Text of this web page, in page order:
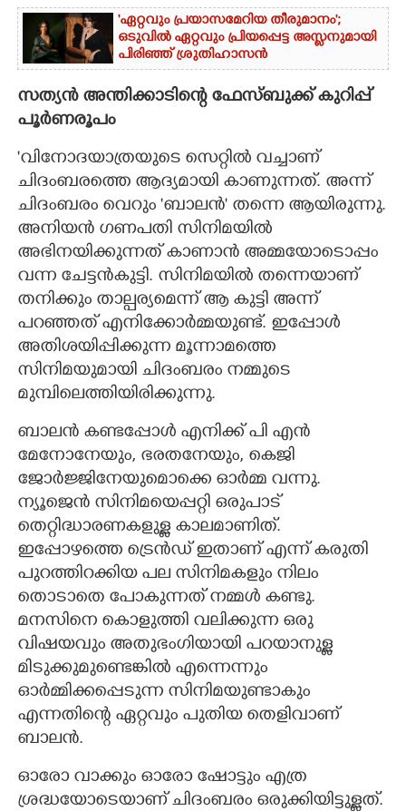
'ഏറ്റവും പ്രയാസമേറിയ തീരുമാനം';
ഒടുവിൽ ഏറ്റവും പ്രിയപ്പെട്ട അസ്ലനുമായി
പിരിഞ്ഞ് ശ്രുതിഹാസൻ
സത്യൻ അന്തിക്കാടിന്റെ ഫേസ്ബുക്ക് കുറിപ്പ്
പൂർണരൂപം
'വിനോദയാത്രയുടെ സെറ്റിൽ വച്ചാണ്
ചിദംബരത്തെ ആദ്യമായി കാണുന്നത്. അന്ന്
ചിദംബരം വെറും 'ബാലൻ' തന്നെ ആയിരുന്നു.
അനിയൻ ഗണപതി സിനിമയിൽ
അഭിനയിക്കുന്നത് കാണാൻ അമ്മയോടൊപ്പം
വന്ന ചേട്ടൻകുട്ടി. സിനിമയിൽ തന്നെയാണ്
തനിക്കും താല്പര്യമെന്ന് ആ കുട്ടി അന്ന്
പറഞ്ഞത് എനിക്കോർമ്മയുണ്ട്. ഇപ്പോൾ
അതിശയിപ്പിക്കുന്ന മൂന്നാമത്തെ
സിനിമയുമായി ചിദംബരം നമ്മുടെ
മുമ്പിലെത്തിയിരിക്കുന്നു.
ബാലൻ കണ്ടപ്പോൾ എനിക്ക് പി എൻ
മേനോനേയും, ഭരതനേയും, കെജി
ജോർജ്ജിനേയുമൊക്കെ ഓർമ്മ വന്നു.
ന്യൂജെൻ സിനിമയെപ്പറ്റി ഒരുപാട്
തെറ്റിദ്ധാരണകളുള്ള കാലമാണിത്.
ഇപ്പോഴത്തെ ട്രെൻഡ് ഇതാണ് എന്ന് കരുതി
പുറത്തിറക്കിയ പല സിനിമകളും നിലം
തൊടാതെ പോകുന്നത് നമ്മൾ കണ്ടു.
മനസിനെ കൊളുത്തി വലിക്കുന്ന ഒരു
വിഷയവും അതുഭംഗിയായി പറയാനുള്ള
മിടുക്കുമുണ്ടെങ്കിൽ എന്നെന്നും
ഓർമ്മിക്കപ്പെടുന്ന സിനിമയുണ്ടാകും
എന്നതിന്റെ ഏറ്റവും പുതിയ തെളിവാണ്
ബാലൻ.
ഓരോ വാക്കും ഓരോ ഷോട്ടും എത്ര
ശ്രദ്ധയോടെയാണ് ചിദംബരം ഒരുക്കിയിട്ടുള്ളത്.